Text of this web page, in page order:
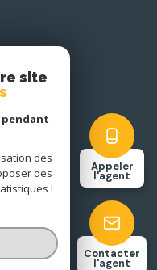
Appeler
l'agent
Contacter
l'agent
site
pendant
des
des
!